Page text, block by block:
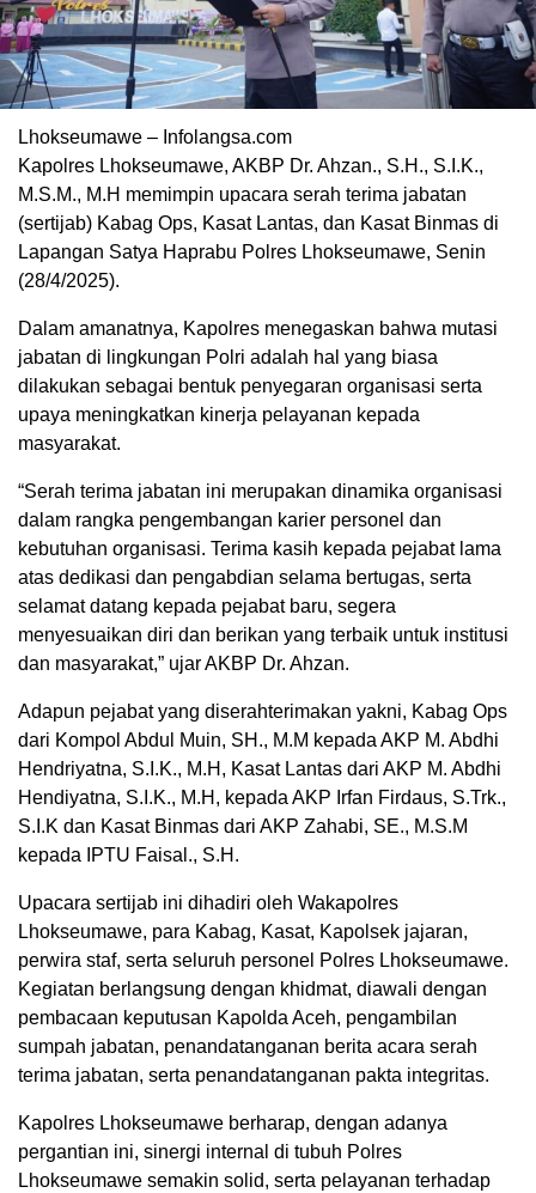
Lhokseumawe – Infolangsa.com
Kapolres Lhokseumawe, AKBP Dr. Ahzan., S.H., S.I.K.,
M.S.M., M.H memimpin upacara serah terima jabatan
(sertijab) Kabag Ops, Kasat Lantas, dan Kasat Binmas di
Lapangan Satya Haprabu Polres Lhokseumawe, Senin
(28/4/2025).
Dalam amanatnya, Kapolres menegaskan bahwa mutasi
jabatan di lingkungan Polri adalah hal yang biasa
dilakukan sebagai bentuk penyegaran organisasi serta
upaya meningkatkan kinerja pelayanan kepada
masyarakat.
“Serah terima jabatan ini merupakan dinamika organisasi
dalam rangka pengembangan karier personel dan
kebutuhan organisasi. Terima kasih kepada pejabat lama
atas dedikasi dan pengabdian selama bertugas, serta
selamat datang kepada pejabat baru, segera
menyesuaikan diri dan berikan yang terbaik untuk institusi
dan masyarakat,” ujar AKBP Dr. Ahzan.
Adapun pejabat yang diserahterimakan yakni, Kabag Ops
dari Kompol Abdul Muin, SH., M.M kepada AKP M. Abdhi
Hendriyatna, S.I.K., M.H, Kasat Lantas dari AKP M. Abdhi
Hendiyatna, S.I.K., M.H, kepada AKP Irfan Firdaus, S.Trk.,
S.I.K dan Kasat Binmas dari AKP Zahabi, SE., M.S.M
kepada IPTU Faisal., S.H.
Upacara sertijab ini dihadiri oleh Wakapolres
Lhokseumawe, para Kabag, Kasat, Kapolsek jajaran,
perwira staf, serta seluruh personel Polres Lhokseumawe.
Kegiatan berlangsung dengan khidmat, diawali dengan
pembacaan keputusan Kapolda Aceh, pengambilan
sumpah jabatan, penandatanganan berita acara serah
terima jabatan, serta penandatanganan pakta integritas.
Kapolres Lhokseumawe berharap, dengan adanya
pergantian ini, sinergi internal di tubuh Polres
Lhokseumawe semakin solid, serta pelayanan terhadap